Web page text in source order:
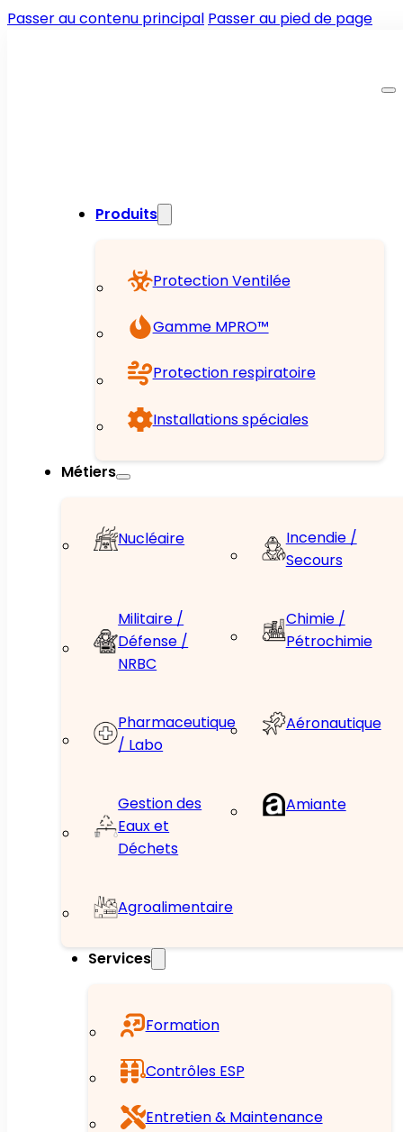
Passer au contenu principal Passer au pied de page
Produits
Protection Ventilée
Gamme MPRO™
Protection respiratoire
Installations spéciales
Métiers
Nucléaire
Incendie /
Secours
Militaire /
Défense /
NRBC
Chimie /
Pétrochimie
Pharmaceutique
/ Labo
Aéronautique
Gestion des
Eaux et
Déchets
Amiante
Agroalimentaire
Services
Formation
Contrôles ESP
Entretien & Maintenance